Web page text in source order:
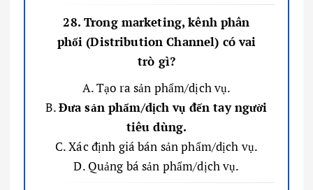
28. Trong marketing, kênh phân
phối (Distribution Channel) có vai
trò gì?
A. Tạo ra sản phẩm/dịch vụ.
B.Đưa sản phẩm/dịch vụ đến tay người
tiêu dùng.
C. Xác định giá bán sản phẩm/dịch vụ.
D. Quảng bá sản phẩm/dịch vụ.